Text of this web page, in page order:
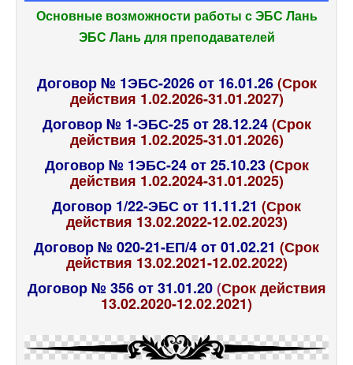
Основные возможности работы с ЭБС Лань
ЭБС Лань для преподавателей
Договор № 1ЭБС-2026 от 16.01.26 (Срок
действия 1.02.2026-31.01.2027)
Договор № 1-ЭБС-25 от 28.12.24(Срок
действия 1.02.2025-31.01.2026)
Договор № 1ЭБС-24 от 25.10.23 (Срок
действия 1.02.2024-31.01.2025)
Договор 1/22-ЭБС от 11.11.21 (Срок
действия 13.02.2022-12.02.2023)
Договор № 020-21-ЕП/4 от 01.02.21 (Срок
действия 13.02.2021-12.02.2022)
Договор № 356 от 31.01.20(Срок действия
13.02.2020-12.02.2021)